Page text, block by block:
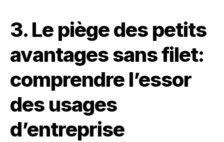
3. Le piège des petits
avantages sans filet:
comprendre l’essor
des usages
d’entreprise